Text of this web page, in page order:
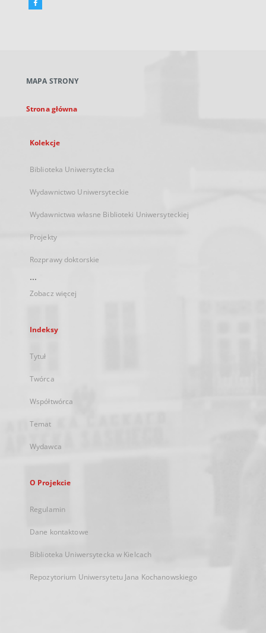
karcie
MAPA STRONY
Strona główna
Kolekcje
Biblioteka Uniwersytecka
Wydawnictwo Uniwersyteckie
Wydawnictwa własne Biblioteki Uniwersyteckiej
Projekty
Rozprawy doktorskie
...
Zobacz więcej
Indeksy
Tytuł
Twórca
Współtwórca
Temat
Wydawca
O Projekcie
Regulamin
Dane kontaktowe
Biblioteka Uniwersytecka w Kielcach
Repozytorium Uniwersytetu Jana Kochanowskiego